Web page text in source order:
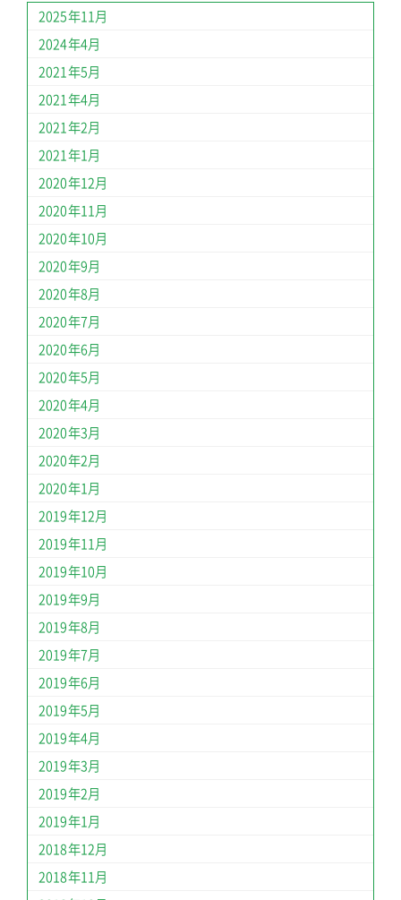
2025年11月
2024年4月
2021年5月
2021年4月
2021年2月
2021年1月
2020年12月
2020年11月
2020年10月
2020年9月
2020年8月
2020年7月
2020年6月
2020年5月
2020年4月
2020年3月
2020年2月
2020年1月
2019年12月
2019年11月
2019年10月
2019年9月
2019年8月
2019年7月
2019年6月
2019年5月
2019年4月
2019年3月
2019年2月
2019年1月
2018年12月
2018年11月